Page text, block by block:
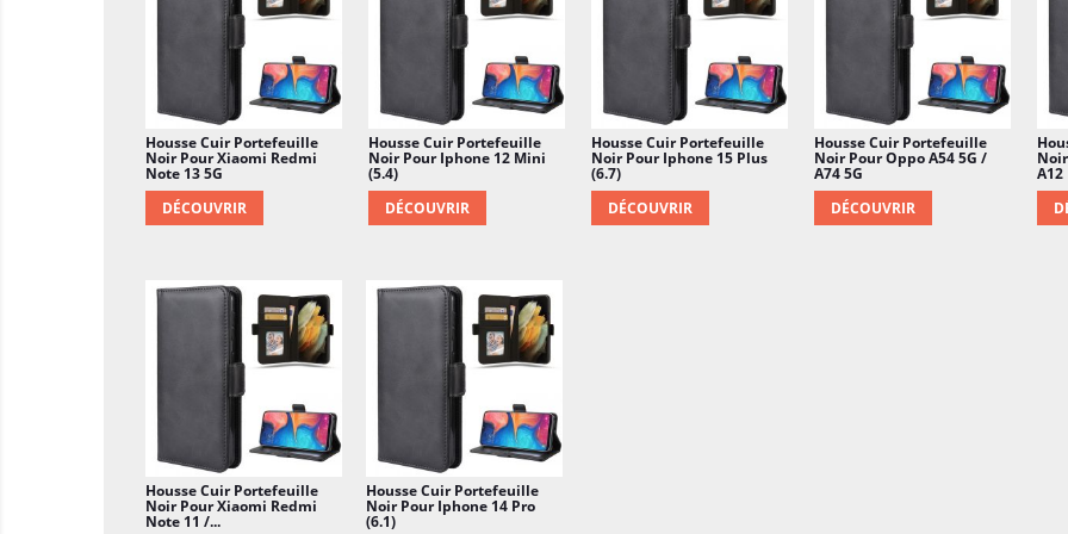
Housse Cuir Portefeuille
Noir Pour Xiaomi Redmi
Note 13 5G
DÉCOUVRIR
Housse Cuir Portefeuille
Noir Pour Iphone 12 Mini
(5.4)
DÉCOUVRIR
Housse Cuir Portefeuille
Noir Pour Iphone 15 Plus
(6.7)
DÉCOUVRIR
Housse Cuir Portefeuille
Noir Pour Oppo A54 5G /
A74 5G
DÉCOUVRIR
A12
Housse Cuir Portefeuille
Noir Pour Xiaomi Redmi
Note 11 /...
Housse Cuir Portefeuille
Noir Pour Iphone 14 Pro
(6.1)